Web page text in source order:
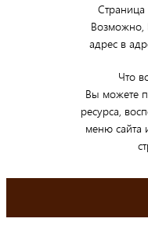
Страница
Возможно,
адрес в
Что
Вы можете
ресурса,
меню сайта